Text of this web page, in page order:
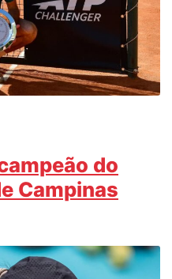
do
Campinas